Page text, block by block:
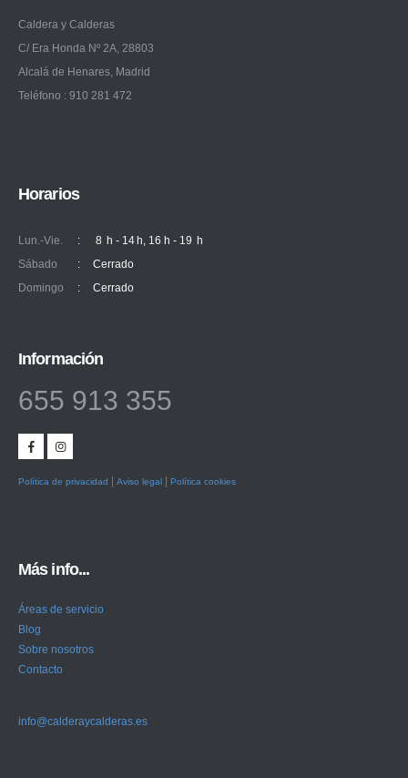
Caldera y Calderas
C/ Era Honda Nº 2A, 28803
Alcalá de Henares, Madrid
Teléfono : 910 281 472
Horarios
Lun.-Vie. :
8 h - 14 h, 16 h - 19 h
Sábado
:
Cerrado
Domingo
: Cerrado
Información
655 913 355
Política de privacidad Aviso legal Política cookies
Más info...
Áreas de servicio
Blog
Sobre nosotros
Contacto
info@calderaycalderas.es